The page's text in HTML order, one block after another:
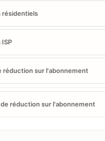
résidentiels
ISP
réduction sur l'abonnement
de réduction sur l'abonnement